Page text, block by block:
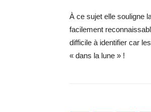
À ce sujet elle souligne
facilement
difficile à identifier car
« dans la lune » !